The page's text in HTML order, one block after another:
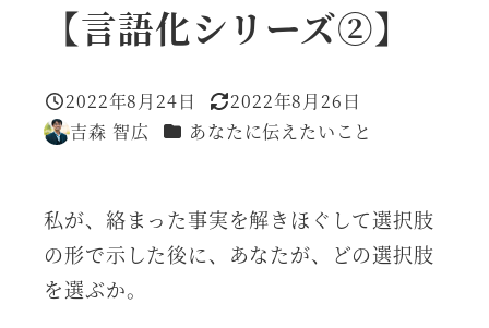
【言語化シリーズ②】
投稿日
2022年8月24日
更新日
2022年8月26日
著
吉森 智広 カテゴリー
あなたに伝えたいこと
私が、絡まった事実を解きほぐして選択肢
の形で示した後に、あなたが、どの選択肢
を選ぶか。